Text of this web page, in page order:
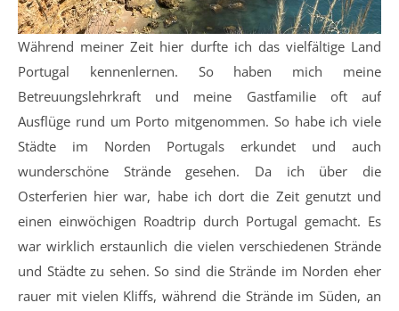
Während meiner Zeit hier durfte ich das vielfältige Land
Portugal kennenlernen. So haben mich meine
Betreuungslehrkraft und meine Gastfamilie oft auf
Ausflüge rund um Porto mitgenommen. So habe ich viele
Städte im Norden Portugals erkundet und auch
wunderschöne Strände gesehen. Da ich über die
Osterferien hier war, habe ich dort die Zeit genutzt und
einen einwöchigen Roadtrip durch Portugal gemacht. Es
war wirklich erstaunlich die vielen verschiedenen Strände
und Städte zu sehen. So sind die Strände im Norden eher
rauer mit vielen Kliffs, während die Strände im Süden, an